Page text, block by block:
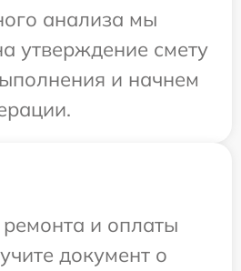
анализа мы
утверждение смету
и начнем
и оплаты
документ о